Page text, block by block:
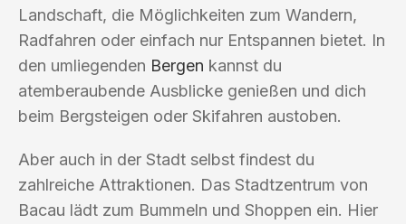
Landschaft, die Möglichkeiten zum Wandern,
Radfahren oder einfach nur Entspannen bietet. In
den umliegenden Bergen kannst du
atemberaubende Ausblicke genießen und dich
beim Bergsteigen oder Skifahren austoben.
Aber auch in der Stadt selbst findest du
zahlreiche Attraktionen. Das Stadtzentrum von
Bacau lädt zum Bummeln und Shoppen ein. Hier